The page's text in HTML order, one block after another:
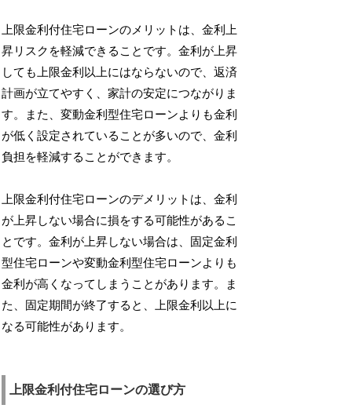
上限金利付住宅ローンのメリットは、金利上
昇リスクを軽減できることです。金利が上昇
しても上限金利以上にはならないので、返済
計画が立てやすく、家計の安定につながりま
す。また、変動金利型住宅ローンよりも金利
が低く設定されていることが多いので、金利
負担を軽減することができます。
上限金利付住宅ローンのデメリットは、金利
が上昇しない場合に損をする可能性があるこ
とです。金利が上昇しない場合は、固定金利
型住宅ローンや変動金利型住宅ローンよりも
金利が高くなってしまうことがあります。ま
た、固定期間が終了すると、上限金利以上に
なる可能性があります。
上限金利付住宅ローンの選び方